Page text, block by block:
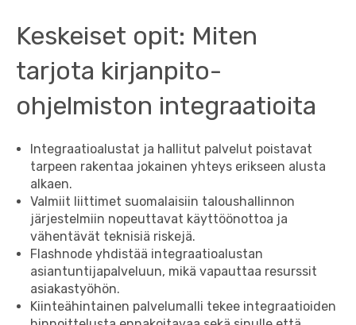
Keskeiset opit: Miten
tarjota kirjanpito-
ohjelmiston integraatioita
Integraatioalustat ja hallitut palvelut poistavat
tarpeen rakentaa jokainen yhteys erikseen alusta
alkaen.
Valmiit liittimet suomalaisiin taloushallinnon
järjestelmiin nopeuttavat käyttöönottoa ja
vähentävät teknisiä riskejä.
Flashnode yhdistää integraatioalustan
asiantuntijapalveluun, mikä vapauttaa resurssit
asiakastyöhön.
Kiinteähintainen palvelumalli tekee integraatioiden